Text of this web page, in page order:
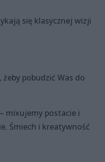
się klasycznej wizji
pobudzić Was do
mixujemy postacie i
Śmiech i kreatywność